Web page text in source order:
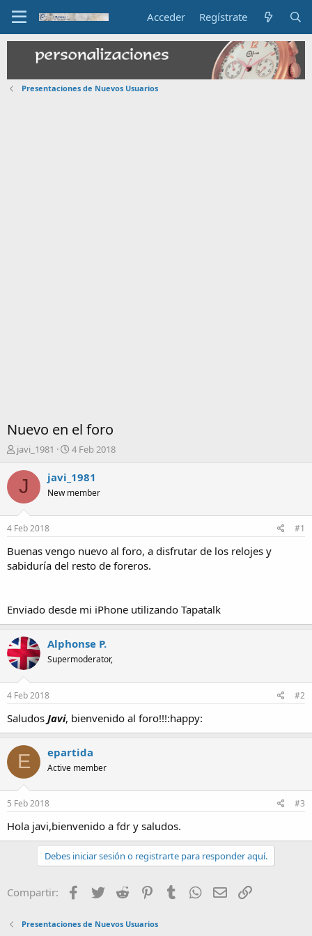
Acceder Regístrate
Presentaciones de Nuevos Usuarios
Nuevo en el foro
I
i
c
i
d
r
d
e
e
m
a
javi_1981
F
c
h
a
n
i
c
4 Feb 2018
J javi_1981
New member
4 Feb 2018 #1
Buenas vengo nuevo al foro, a disfrutar de los relojes y
sabiduría del resto de foreros.
Enviado desde mi iPhone utilizando Tapatalk
Alphonse P.
Supermoderator,
4 Feb 2018 #2
Saludos Javi, bienvenido al foro!!!:happy:
E epartida
Active member
5 Feb 2018 #3
Hola javi,bienvenido a fdr y saludos.
Debes iniciar sesión o registrarte para responder aquí.
Compartir: Facebook
Twitter Reddit PinterestTumblrWhatsApp
Email
Presentaciones de Nuevos Usuarios